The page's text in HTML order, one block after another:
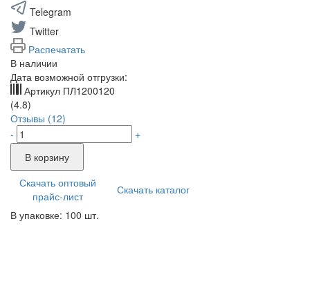
Telegram
Twitter
Распечатать
В наличии
Дата возможной отгрузки:
Артикул ПЛ1200120
(4.8)
Отзывы (12)
-
+
В корзину
Скачать оптовый
прайс-лист
Скачать каталог
В упаковке: 100 шт.